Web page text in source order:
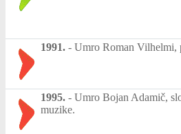
1991. - Umro Roman Vilhelmi,
1995. - Umro Bojan Adamič,
muzike.